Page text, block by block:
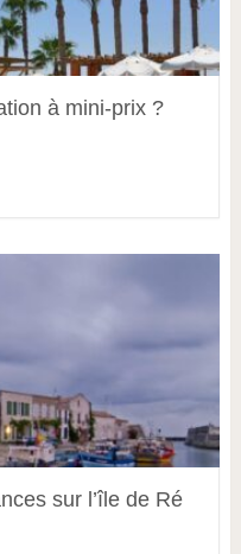
à mini-prix ?
sur l’île de Ré